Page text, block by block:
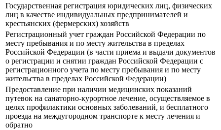
Государственная регистрация юридических лиц, физических
лиц в качестве индивидуальных предпринимателей и
крестьянских (фермерских) хозяйств
Регистрационный учет граждан Российской Федерации по
месту пребывания и по месту жительства в пределах
Российской Федерации (в части приема и выдачи документов
о регистрации и снятии граждан Российской Федерации с
регистрационного учета по месту пребывания и по месту
жительства в пределах Российской Федерации)
Предоставление при наличии медицинских показаний
путевок на санаторно-курортное лечение, осуществляемое в
целях профилактики основных заболеваний, и бесплатного
проезда на междугородном транспорте к месту лечения и
обратно